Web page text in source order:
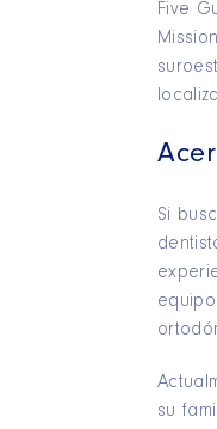
Five
Si
su